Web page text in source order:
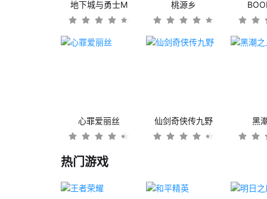
地下城与勇士M 桃源乡
心罪爱丽丝 仙剑奇侠传九野 黑
热门游戏